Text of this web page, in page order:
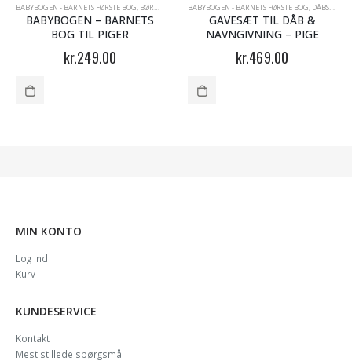
PLAKATER MED NAVN,PRINSESSEN OG PRINSEN
BABYBOGEN - BARNETS FØRSTE BOG, BØRNEBØGER MED NAVN , DÅBSGAVER MED NAVN,
BABYBOGEN – BARNETS
BOG TIL PIGER
kr.249.00
BABYBOGEN - BARNETS FØRSTE BOG, DÅBSGAVER MED NAVN
GAVESÆT TIL DÅB &
NAVNGIVNING – PIGE
kr.469.00
MIN KONTO
Log ind
Kurv
KUNDESERVICE
Kontakt
Mest stillede spørgsmål